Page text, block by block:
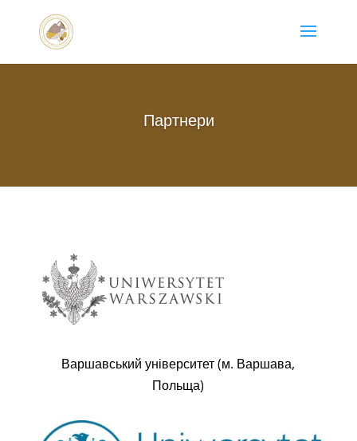
Партнери
Варшавський університет (м. Варшава,
Польща)